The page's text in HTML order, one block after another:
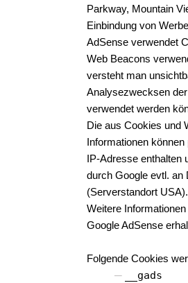
Parkway, Mountain
Einbindung von
AdSense verwendet
Web Beacons
versteht man
Analysezwecksen
verwendet werden
Die aus Cookies und
Informationen
IP-Adresse enthalten
durch Google evtl. an
(Serverstandort USA).
Weitere
Google AdSense
Folgende Cookies
__gads